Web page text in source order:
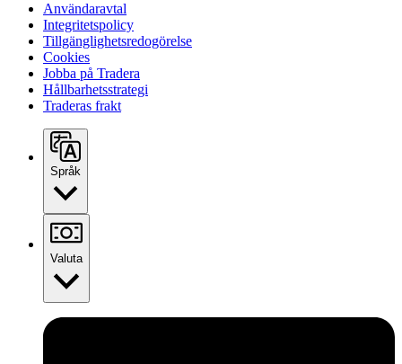
Användaravtal
Integritetspolicy
Tillgänglighetsredogörelse
Cookies
Jobba på Tradera
Hållbarhetsstrategi
Traderas frakt
Språk
Valuta